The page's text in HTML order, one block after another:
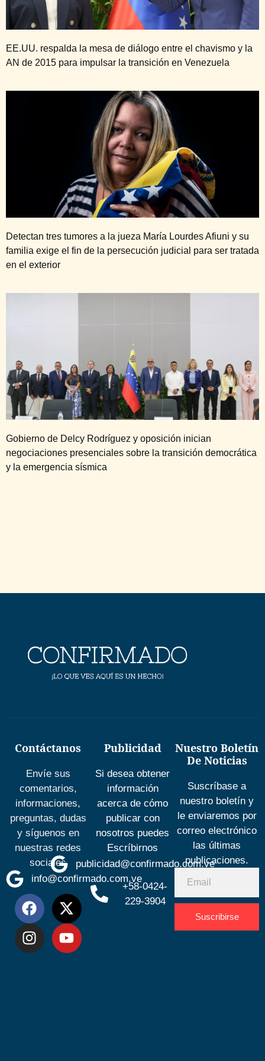
EE.UU. respalda la mesa de diálogo entre el chavismo y la
AN de 2015 para impulsar la transición en Venezuela
Detectan tres tumores a la jueza María Lourdes Afiuni y su
familia exige el fin de la persecución judicial para ser tratada
en el exterior
Gobierno de Delcy Rodríguez y oposición inician
negociaciones presenciales sobre la transición democrática
y la emergencia sísmica
Contáctanos
Envíe sus
comentarios,
informaciones,
preguntas, dudas
y síguenos en
nuestras redes
sociales
info@confirmado.com.ve
Publicidad
Si desea obtener
información
acerca de cómo
publicar con
nosotros puedes
Escríbirnos
publicidad@confirmado.com.ve
+58-0424-
229-3904
Nuestro Boletín
De Noticias
Suscríbase a
nuestro boletín y
le enviaremos por
correo electrónico
las últimas
publicaciones.
Suscribirse